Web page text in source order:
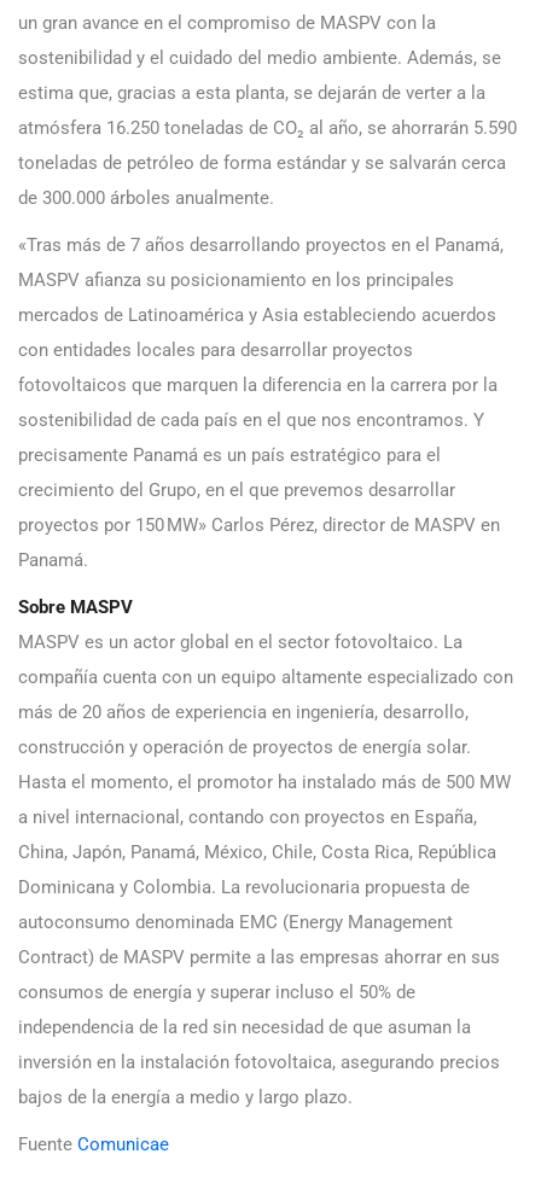
un gran avance en el compromiso de MASPV con la
sostenibilidad y el cuidado del medio ambiente. Además, se
estima que, gracias a esta planta, se dejarán de verter a la
atmósfera 16.250 toneladas de CO₂ al año, se ahorrarán 5.590
toneladas de petróleo de forma estándar y se salvarán cerca
de 300.000 árboles anualmente.
«Tras más de 7 años desarrollando proyectos en el Panamá,
MASPV afianza su posicionamiento en los principales
mercados de Latinoamérica y Asia estableciendo acuerdos
con entidades locales para desarrollar proyectos
fotovoltaicos que marquen la diferencia en la carrera por la
sostenibilidad de cada país en el que nos encontramos. Y
precisamente Panamá es un país estratégico para el
crecimiento del Grupo, en el que prevemos desarrollar
proyectos por 150 MW» Carlos Pérez, director de MASPV en
Panamá.
Sobre MASPV
MASPV es un actor global en el sector fotovoltaico. La
compañía cuenta con un equipo altamente especializado con
más de 20 años de experiencia en ingeniería, desarrollo,
construcción y operación de proyectos de energía solar.
Hasta el momento, el promotor ha instalado más de 500 MW
a nivel internacional, contando con proyectos en España,
China, Japón, Panamá, México, Chile, Costa Rica, República
Dominicana y Colombia. La revolucionaria propuesta de
autoconsumo denominada EMC (Energy Management
Contract) de MASPV permite a las empresas ahorrar en sus
consumos de energía y superar incluso el 50% de
independencia de la red sin necesidad de que asuman la
inversión en la instalación fotovoltaica, asegurando precios
bajos de la energía a medio y largo plazo.
Fuente Comunicae